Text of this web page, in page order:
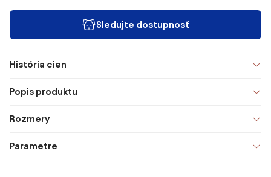
Sledujte dostupnosť
História cien
Popis produktu
Rozmery
Parametre